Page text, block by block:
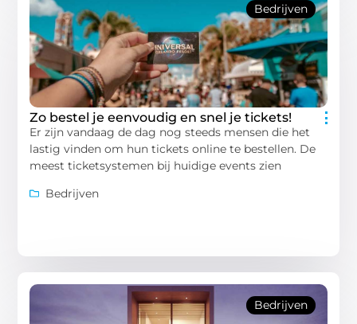
Bedrijven
Zo bestel je eenvoudig en snel je tickets!
Er zijn vandaag de dag nog steeds mensen die het
lastig vinden om hun tickets online te bestellen. De
meest ticketsystemen bij huidige events zien
Bedrijven
Bedrijven